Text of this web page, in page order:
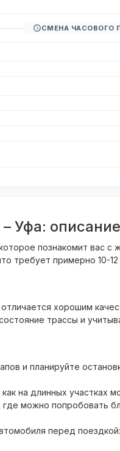
СМЕНА ЧАСОВОГО
Уфа:
познакомит вас
примерно 10-
хорошим
трассы и
и планируйте
на длинных
можно попробовать
перед